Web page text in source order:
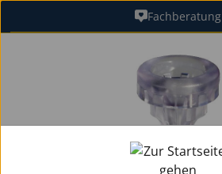
Zum Hauptinhalt springenFachberatung
Bildergalerie überspringen